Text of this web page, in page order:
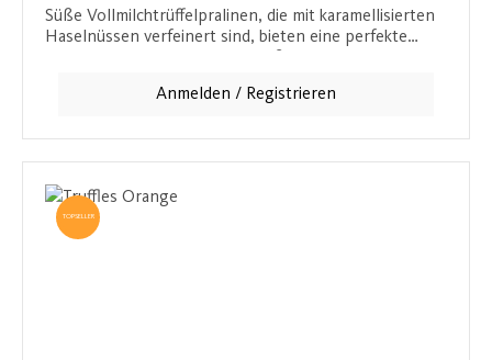
Süße Vollmilchtrüffelpralinen, die mit karamellisierten
Haselnüssen verfeinert sind, bieten eine perfekte
sind ein Hochgenuss für alle, die besondere
Verschenken oder für den eigenen Genussmoment.
Anmelden / Registrieren
TOPSELLER